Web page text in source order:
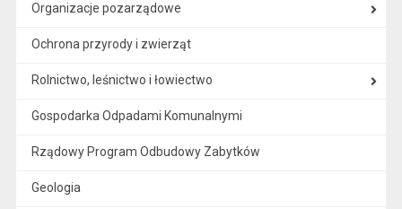
Organizacje pozarządowe
Ochrona przyrody i zwierząt
Rolnictwo, leśnictwo i łowiectwo
Gospodarka Odpadami Komunalnymi
Rządowy Program Odbudowy Zabytków
Geologia